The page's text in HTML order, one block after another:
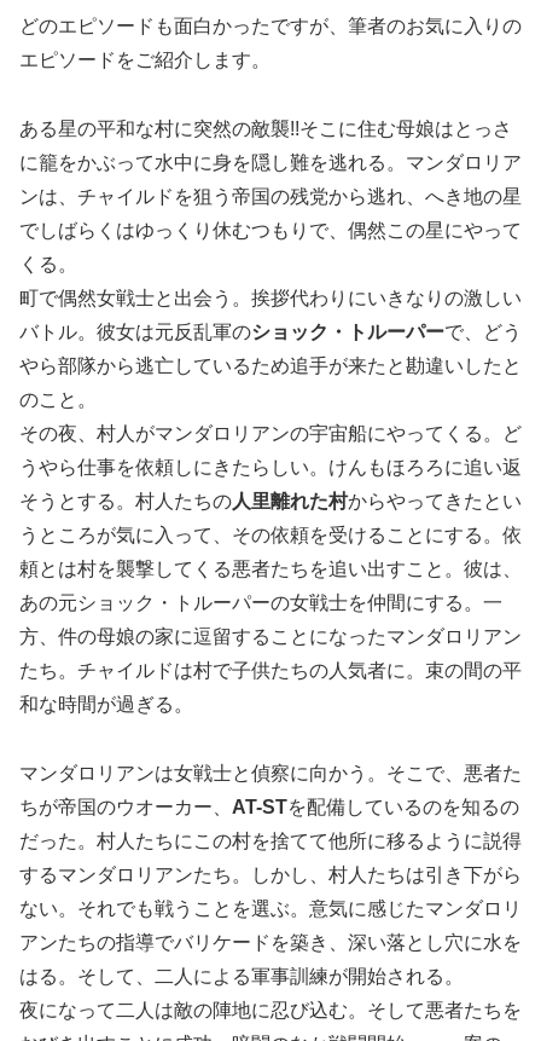
どのエピソードも面白かったですが、筆者のお気に入りの
エピソードをご紹介します。
ある星の平和な村に突然の敵襲!!そこに住む母娘はとっさ
に籠をかぶって水中に身を隠し難を逃れる。マンダロリア
ンは、チャイルドを狙う帝国の残党から逃れ、へき地の星
でしばらくはゆっくり休むつもりで、偶然この星にやって
くる。
町で偶然女戦士と出会う。挨拶代わりにいきなりの激しい
バトル。彼女は元反乱軍のショック・トルーパーで、どう
やら部隊から逃亡しているため追手が来たと勘違いしたと
のこと。
その夜、村人がマンダロリアンの宇宙船にやってくる。ど
うやら仕事を依頼しにきたらしい。けんもほろろに追い返
そうとする。村人たちの人里離れた村からやってきたとい
うところが気に入って、その依頼を受けることにする。依
頼とは村を襲撃してくる悪者たちを追い出すこと。彼は、
あの元ショック・トルーパーの女戦士を仲間にする。一
方、件の母娘の家に逗留することになったマンダロリアン
たち。チャイルドは村で子供たちの人気者に。束の間の平
和な時間が過ぎる。
マンダロリアンは女戦士と偵察に向かう。そこで、悪者た
ちが帝国のウオーカー、 AT-STを配備しているのを知るの
だった。村人たちにこの村を捨てて他所に移るように説得
するマンダロリアンたち。しかし、村人たちは引き下がら
ない。それでも戦うことを選ぶ。意気に感じたマンダロリ
アンたちの指導でバリケードを築き、深い落とし穴に水を
はる。そして、二人による軍事訓練が開始される。
夜になって二人は敵の陣地に忍び込む。そして悪者たちを